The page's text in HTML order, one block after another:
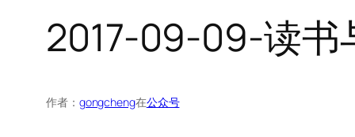
2017-09-09-读书
作者： gongcheng在公众号